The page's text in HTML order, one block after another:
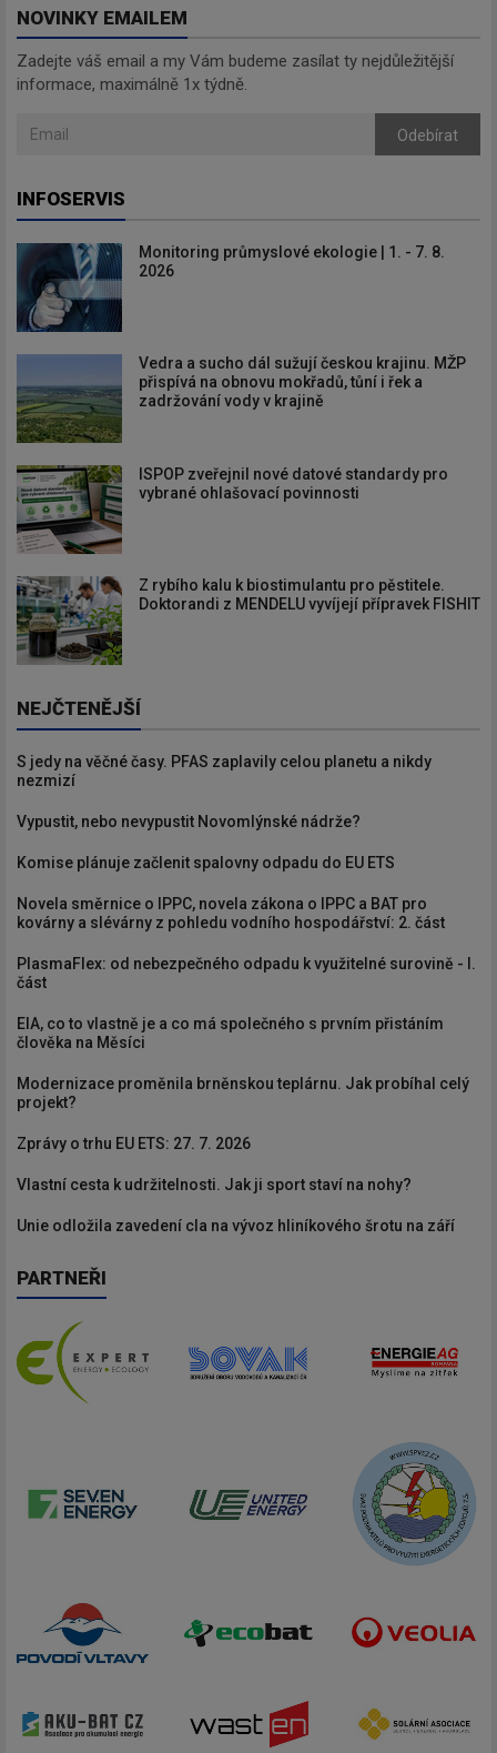
NOVINKY EMAILEM
Zadejte váš email a my Vám budeme zasílat ty nejdůležitější
informace, maximálně 1x týdně.
Odebírat
INFOSERVIS
Monitoring průmyslové ekologie | 1. - 7. 8.
2026
Vedra a sucho dál sužují českou krajinu. MŽP
přispívá na obnovu mokřadů, tůní i řek a
zadržování vody v krajině
ISPOP zveřejnil nové datové standardy pro
vybrané ohlašovací povinnosti
Z rybího kalu k biostimulantu pro pěstitele.
Doktorandi z MENDELU vyvíjejí přípravek FISHIT
NEJČTENĚJŠÍ
S jedy na věčné časy. PFAS zaplavily celou planetu a nikdy
nezmizí
Vypustit, nebo nevypustit Novomlýnské nádrže?
Komise plánuje začlenit spalovny odpadu do EU ETS
Novela směrnice o IPPC, novela zákona o IPPC a BAT pro
kovárny a slévárny z pohledu vodního hospodářství: 2. část
PlasmaFlex: od nebezpečného odpadu k využitelné surovině - I.
část
EIA, co to vlastně je a co má společného s prvním přistáním
člověka na Měsíci
Modernizace proměnila brněnskou teplárnu. Jak probíhal celý
projekt?
Zprávy o trhu EU ETS: 27. 7. 2026
Vlastní cesta k udržitelnosti. Jak ji sport staví na nohy?
Unie odložila zavedení cla na vývoz hliníkového šrotu na září
PARTNEŘI